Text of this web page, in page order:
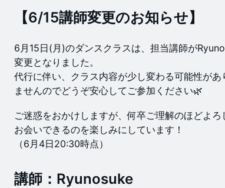
【6/15講師変更のお知らせ】
6月15日(月)のダンスクラスは、担当講師が
変更となりました。
代行に伴い、クラス内容が少し変わる可能性が
ませんのでどうぞ安心してご参加ください🌿
ご迷惑をおかけしますが、何卒ご理解のほどよ
お会いできるのを楽しみにしています！
（6月4日20:30時点）
講師：Ryunosuke